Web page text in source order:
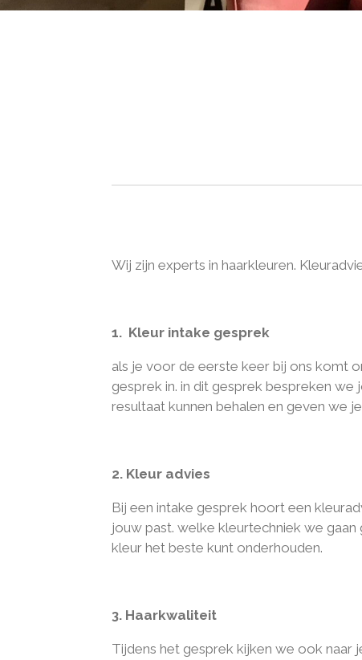
Wij zijn experts in haarkleuren.
1. Kleur intake gesprek
als je voor de eerste keer bij ons komt
gesprek in. in dit gesprek bespreken
resultaat kunnen behalen en geven we
2. Kleur advies
Bij een intake gesprek hoort een
jouw past. welke kleurtechniek we gaan
kleur het beste kunt onderhouden.
3. Haarkwaliteit
Tijdens het gesprek kijken we ook naar